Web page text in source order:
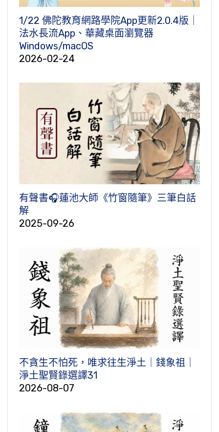
1/22 佛陀教育網路學院App更新2.0.4版｜
法水長流App、華藏桌面瀏覽器
Windows/macOS
2026-02-24
有聲書🎧蓮池大師《竹窗隨筆》三筆白話
解
2025-09-26
不貪生不怕死，唯求往生淨土｜錢象祖｜
淨土聖賢錄選譯31
2026-08-07